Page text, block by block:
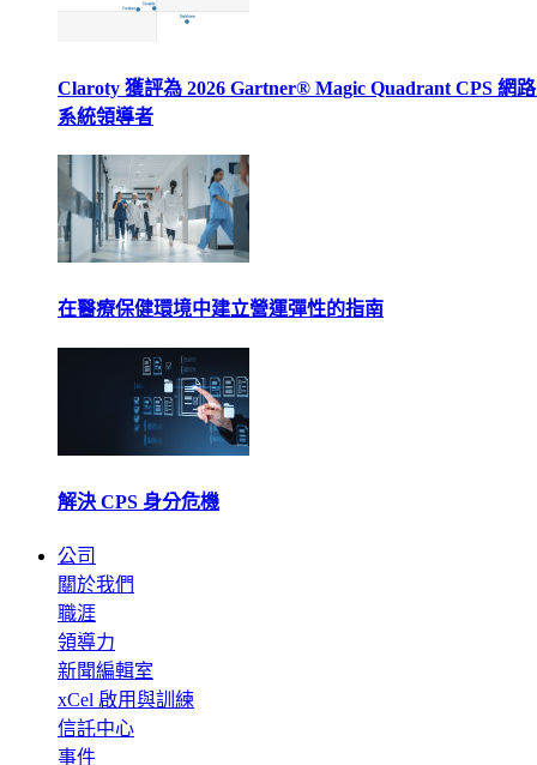
Claroty 獲評為 2026 Gartner® Magic Quadrant CPS 網
系統領導者
在醫療保健環境中建立營運彈性的指南
解決 CPS 身分危機
公司
關於我們
職涯
領導力
新聞編輯室
xCel 啟用與訓練
信託中心
事件